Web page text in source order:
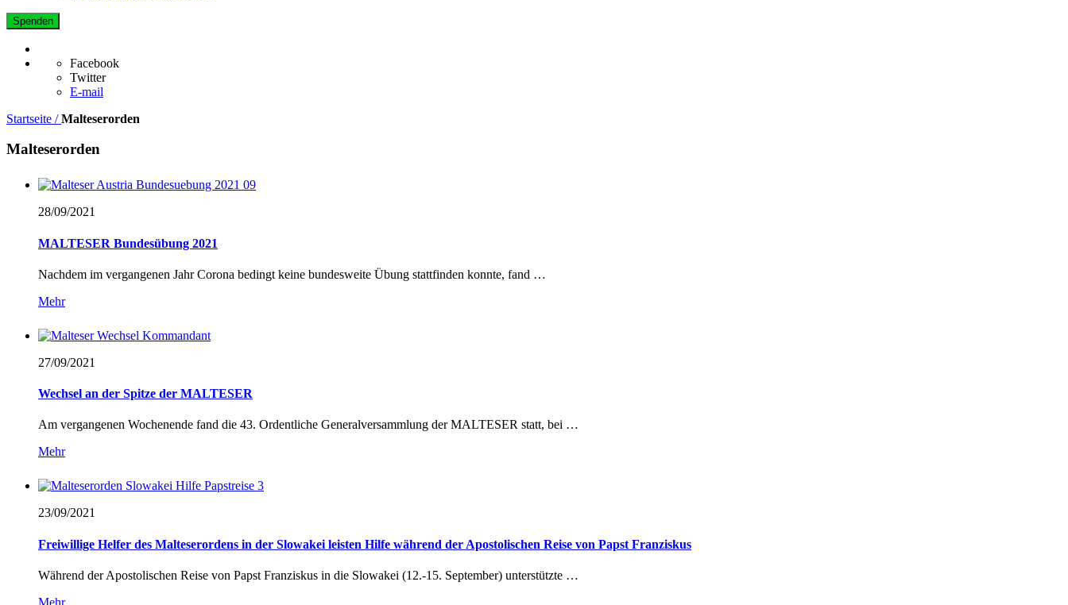
Spenden
Facebook
Twitter
E-mail
Startseite / Malteserorden
Malteserorden
28/09/2021
MALTESER Bundesübung 2021
Nachdem im vergangenen Jahr Corona bedingt keine bundesweite Übung stattfinden konnte, fand …
Mehr
27/09/2021
Wechsel an der Spitze der MALTESER
Am vergangenen Wochenende fand die 43. Ordentliche Generalversammlung der MALTESER statt, bei …
Mehr
23/09/2021
Freiwillige Helfer des Malteserordens in der Slowakei leisten Hilfe während der Apostolischen Reise von Papst Franziskus
Während der Apostolischen Reise von Papst Franziskus in die Slowakei (12.-15. September) unterstützte …
Mehr